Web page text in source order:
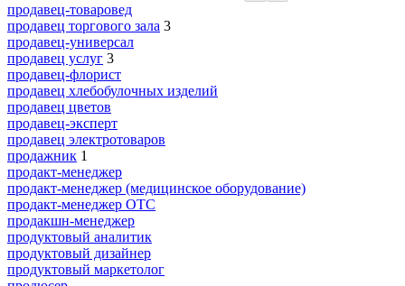
продавец-товаровед
продавец торгового зала 3
продавец-универсал
продавец услуг 3
продавец-флорист
продавец хлебобулочных изделий
продавец цветов
продавец-эксперт
продавец электротоваров
продажник 1
продакт-менеджер
продакт-менеджер (медицинское оборудование)
продакт-менеджер ОТС
продакшн-менеджер
продуктовый аналитик
продуктовый дизайнер
продуктовый маркетолог